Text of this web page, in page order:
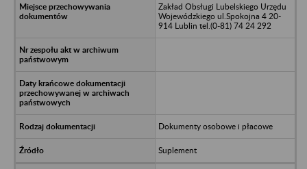
Zakład Obsługi Lubelskiego Urzędu
Wojewódzkiego ul.Spokojna 4 20-
914 Lublin tel.(0-81) 74 24 292
Dokumenty osobowe i płacowe
Suplement